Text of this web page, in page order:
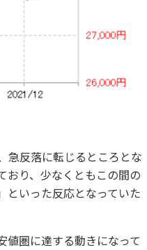
急反落に転じるところとな
おり、少なくともこの間の
といった反応となっていた
値圏に達する動きになって